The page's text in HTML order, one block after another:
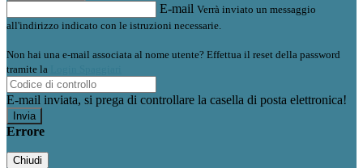
E-mail Verrà inviato un messaggio
all'indirizzo indicato con le istruzioni necessarie.
Non hai una e-mail associata al nome utente? Effettua il reset della password
tramite la
E-mail inviata, si prega di controllare la casella di posta elettronica!
Errore
Chiudi